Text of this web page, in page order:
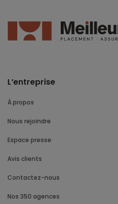
L’entreprise
À propos
Nous rejoindre
Espace presse
Avis clients
Contactez-nous
Nos 350 agences